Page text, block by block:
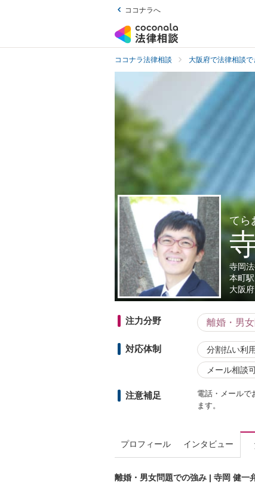
ココナラへ
ココナラ法律相談 大阪府で法律相談
てら
寺岡
本町駅
大阪府
注力分野 離婚・男
対応体制 分割払い利
メール相談
注意補足
電話・メールで
ます。
プロフィール インタビュー
離婚・男女問題での強み | 寺岡 健一